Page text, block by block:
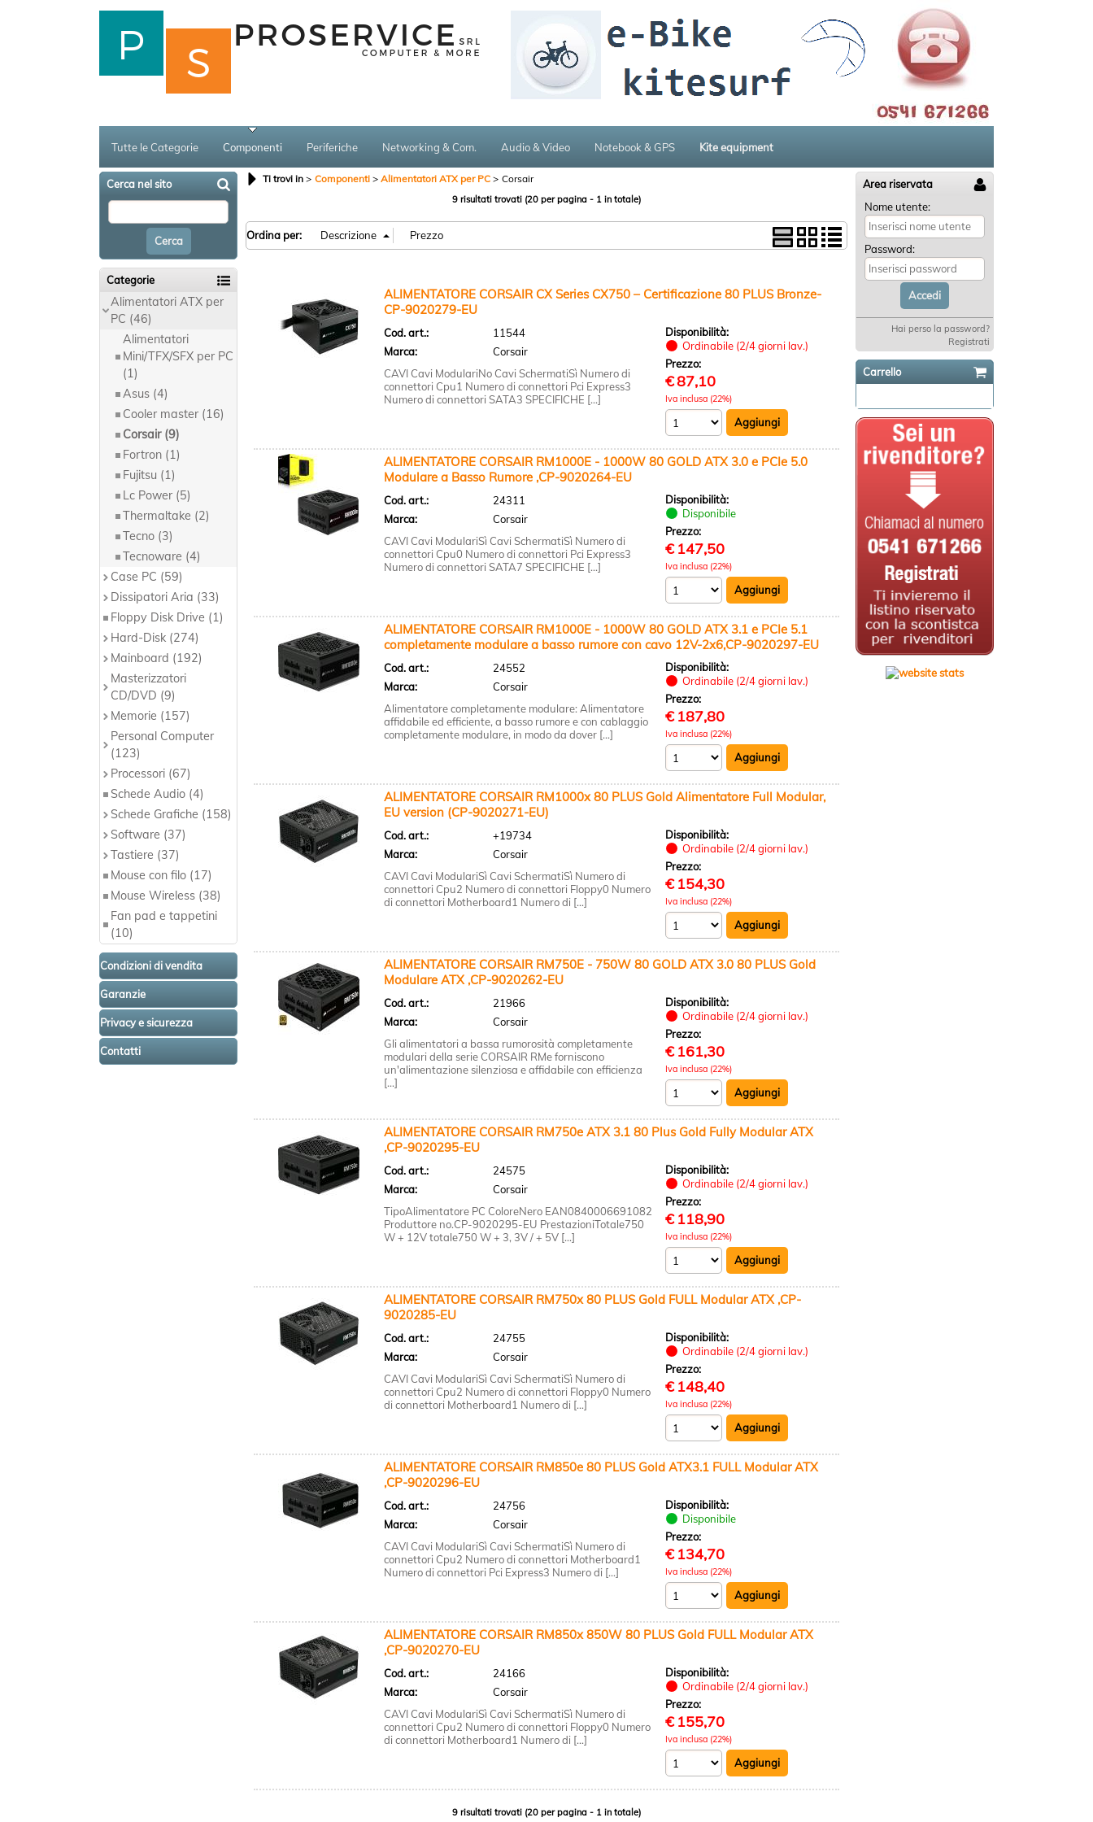
Tutte le Categorie Componenti Periferiche Networking & Com. Audio & Video Notebook & GPS Kite equipment
Cerca nel sito
Categorie
Alimentatori ATX per
PC (46)
Alimentatori
Mini/TFX/SFX per PC
(1)
Asus (4)
Cooler master (16)
Corsair (9)
Fortron (1)
Fujitsu (1)
Lc Power (5)
Thermaltake (2)
Tecno (3)
Tecnoware (4)
Case PC (59)
Dissipatori Aria (33)
Floppy Disk Drive (1)
Hard-Disk (274)
Mainboard (192)
Masterizzatori
CD/DVD (9)
Memorie (157)
Personal Computer
(123)
Processori (67)
Schede Audio (4)
Schede Grafiche (158)
Software (37)
Tastiere (37)
Mouse con filo (17)
Mouse Wireless (38)
Fan pad e tappetini
(10)
Condizioni di vendita
Garanzie
Privacy e sicurezza
Contatti
Ti trovi in Componenti Alimentatori ATX per PC Corsair
9 risultati trovati (20 per pagina - 1 in totale)
Ordina per:
ALIMENTATORE CORSAIR CX Series CX750 – Certificazione 80 PLUS Bronze-
CP-9020279-EU
Cod. art.:
11544
Marca:
Corsair
CAVI Cavi ModulariNo Cavi SchermatiSì Numero di
connettori Cpu1 Numero di connettori Pci Express3
Numero di connettori SATA3 SPECIFICHE [...]
Disponibilità:
Ordinabile (2/4 giorni lav.)
Prezzo:
€87,10
Iva inclusa (22%)
ALIMENTATORE CORSAIR RM1000E - 1000W 80 GOLD ATX 3.0 e PCIe 5.0
Modulare a Basso Rumore ,CP-9020264-EU
Cod. art.:
24311
Marca:
Corsair
CAVI Cavi ModulariSì Cavi SchermatiSì Numero di
connettori Cpu0 Numero di connettori Pci Express3
Numero di connettori SATA7 SPECIFICHE [...]
Disponibilità:
Disponibile
Prezzo:
€ 147,50
Iva inclusa (22%)
ALIMENTATORE CORSAIR RM1000E - 1000W 80 GOLD ATX 3.1 e PCIe 5.1
completamente modulare a basso rumore con cavo 12V-2x6,CP-9020297-EU
Cod. art.:
24552
Marca:
Corsair
Alimentatore completamente modulare: Alimentatore
affidabile ed efficiente, a basso rumore e con cablaggio
completamente modulare, in modo da dover [...]
Disponibilità:
Ordinabile (2/4 giorni lav.)
Prezzo:
€ 187,80
Iva inclusa (22%)
ALIMENTATORE CORSAIR RM1000x 80 PLUS Gold Alimentatore Full Modular,
EU version (CP-9020271-EU)
Cod. art.:
+19734
Marca:
Corsair
CAVI Cavi ModulariSì Cavi SchermatiSì Numero di
connettori Cpu2 Numero di connettori Floppy0 Numero
di connettori Motherboard1 Numero di [...]
Disponibilità:
Ordinabile (2/4 giorni lav.)
Prezzo:
€ 154,30
Iva inclusa (22%)
ALIMENTATORE CORSAIR RM750E - 750W 80 GOLD ATX 3.0 80 PLUS Gold
Modulare ATX ,CP-9020262-EU
Cod. art.:
21966
Marca:
Corsair
Gli alimentatori a bassa rumorosità completamente
modulari della serie CORSAIR RMe forniscono
un'alimentazione silenziosa e affidabile con efficienza
[...]
Disponibilità:
Ordinabile (2/4 giorni lav.)
Prezzo:
€ 161,30
Iva inclusa (22%)
ALIMENTATORE CORSAIR RM750e ATX 3.1 80 Plus Gold Fully Modular ATX
,CP-9020295-EU
Cod. art.:
24575
Marca:
Corsair
TipoAlimentatore PC ColoreNero EAN0840006691082
Produttore no.CP-9020295-EU PrestazioniTotale750
W + 12V totale750 W + 3, 3V / + 5V [...]
Disponibilità:
Ordinabile (2/4 giorni lav.)
Prezzo:
€ 118,90
Iva inclusa (22%)
ALIMENTATORE CORSAIR RM750x 80 PLUS Gold FULL Modular ATX ,CP-
9020285-EU
Cod. art.:
24755
Marca:
Corsair
CAVI Cavi ModulariSì Cavi SchermatiSì Numero di
connettori Cpu2 Numero di connettori Floppy0 Numero
di connettori Motherboard1 Numero di [...]
Disponibilità:
Ordinabile (2/4 giorni lav.)
Prezzo:
€ 148,40
Iva inclusa (22%)
ALIMENTATORE CORSAIR RM850e 80 PLUS Gold ATX3.1 FULL Modular ATX
,CP-9020296-EU
Cod. art.:
24756
Marca:
Corsair
CAVI Cavi ModulariSì Cavi SchermatiSì Numero di
connettori Cpu2 Numero di connettori Motherboard1
Numero di connettori Pci Express3 Numero di [...]
Disponibilità:
Disponibile
Prezzo:
€ 134,70
Iva inclusa (22%)
ALIMENTATORE CORSAIR RM850x 850W 80 PLUS Gold FULL Modular ATX
,CP-9020270-EU
Cod. art.:
24166
Marca:
Corsair
CAVI Cavi ModulariSì Cavi SchermatiSì Numero di
connettori Cpu2 Numero di connettori Floppy0 Numero
di connettori Motherboard1 Numero di [...]
Disponibilità:
Ordinabile (2/4 giorni lav.)
Prezzo:
€ 155,70
Iva inclusa (22%)
9 risultati trovati (20 per pagina - 1 in totale)
Area riservata
Nome utente:
Password:
Hai perso la password?
Registrati
Carrello